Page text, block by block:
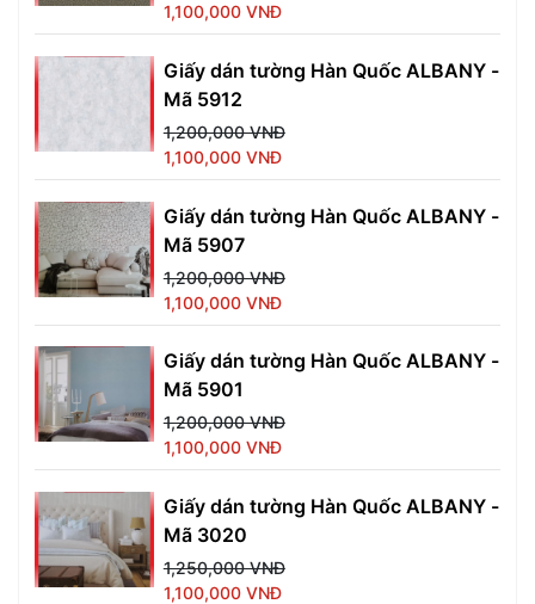
1,100,000 VNĐ
Giấy dán tường Hàn Quốc ALBANY -
Mã 5912
1,200,000 VNĐ
1,100,000 VNĐ
Giấy dán tường Hàn Quốc ALBANY -
Mã 5907
1,200,000 VNĐ
1,100,000 VNĐ
Giấy dán tường Hàn Quốc ALBANY -
Mã 5901
1,200,000 VNĐ
1,100,000 VNĐ
Giấy dán tường Hàn Quốc ALBANY -
Mã 3020
1,250,000 VNĐ
1,100,000 VNĐ